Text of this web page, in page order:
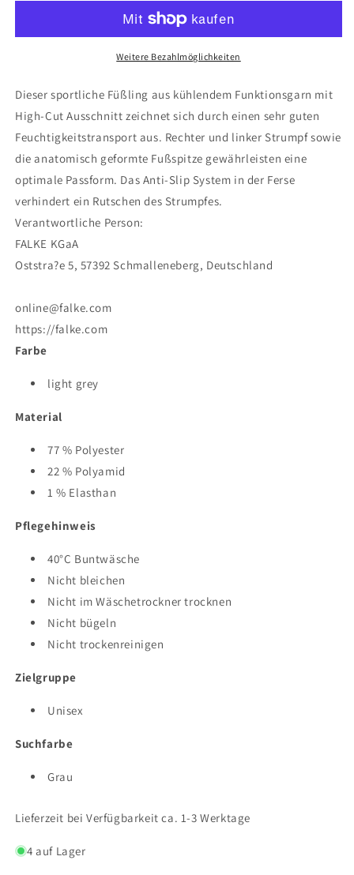
Unisex
Kick
Unisex
Weitere Bezahlmöglichkeiten
Dieser sportliche Füßling aus kühlendem Funktionsgarn mit
High-Cut Ausschnitt zeichnet sich durch einen sehr guten
Feuchtigkeitstransport aus. Rechter und linker Strumpf sowie
die anatomisch geformte Fußspitze gewährleisten eine
optimale Passform. Das Anti-Slip System in der Ferse
verhindert ein Rutschen des Strumpfes.
Verantwortliche Person:
FALKE KGaA
Oststra?e 5, 57392 Schmalleneberg, Deutschland
online@falke.com
https://falke.com
Farbe
light grey
Material
77 % Polyester
22 % Polyamid
1 % Elasthan
Pflegehinweis
40°C Buntwäsche
Nicht bleichen
Nicht im Wäschetrockner trocknen
Nicht bügeln
Nicht trockenreinigen
Zielgruppe
Unisex
Suchfarbe
Grau
Lieferzeit bei Verfügbarkeit ca. 1-3 Werktage
4 auf Lager